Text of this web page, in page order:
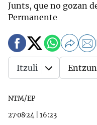
Junts, que no gozan
Permanente
NTM/EP
27·08·24
16:23
Itzuli Entzun